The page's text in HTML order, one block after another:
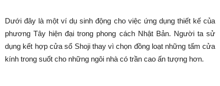
Dưới đây là một ví dụ sinh động cho việc ứng dụng thiết kế của
phương Tây hiện đại trong phong cách Nhật Bản. Người ta sử
dụng kết hợp cửa sổ Shoji thay vì chọn đồng loạt những tấm cửa
kính trong suốt cho những ngôi nhà có trần cao ấn tượng hơn.